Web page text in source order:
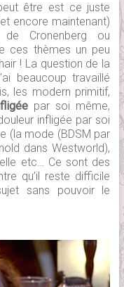
être est ce juste
encore maintenant)
de Cronenberg ou
ces thèmes un peu
! La question de la
beaucoup travaillé
les modern primitif,
par soi même,
infligée par soi
(la mode (BDSM par
dans Westworld),
etc… Ce sont des
qu’il reste difficile
sans pouvoir le